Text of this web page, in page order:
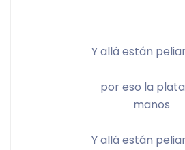
Y allá están
manos
Y allá están